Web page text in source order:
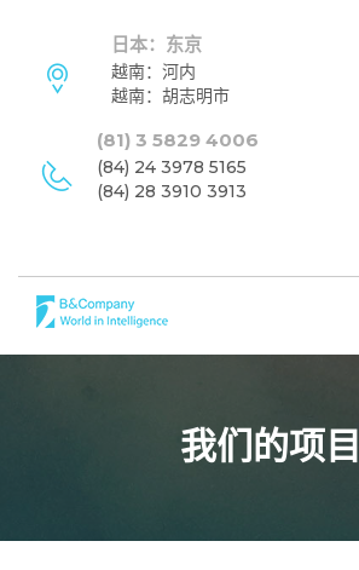
日本：东京
越南：河内
越南：胡志明市
(81) 3 5829 4006
(84) 24 3978 5165
(84) 28 3910 3913
我们的项目